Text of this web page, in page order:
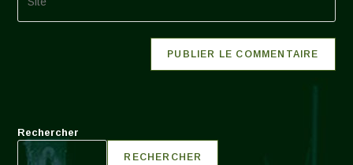
comment
l’URL
de
Rechercher
RECHERCHER